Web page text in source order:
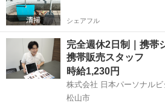
シェアフル
完全週休2日制｜携帯
携帯販売スタッフ
時給1,230円
株式会社 日本パーソナル
松山市